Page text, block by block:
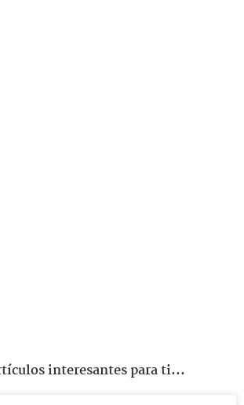
interesantes para ti...